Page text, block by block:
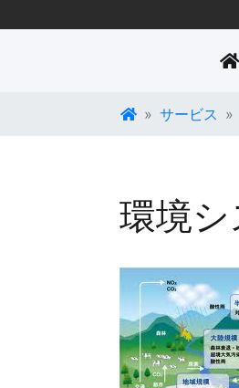
サービス
環境